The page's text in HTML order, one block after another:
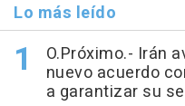
Lo más leído
O.Próximo.- Irán
nuevo acuerdo
a garantizar su